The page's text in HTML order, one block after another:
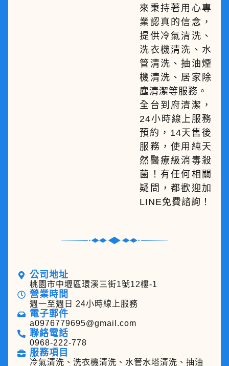
來秉持著用心專
業認真的信念，
提供冷氣清洗、
洗衣機清洗、水
管清洗、抽油煙
機清洗、居家除
塵清潔等服務。
全台到府清潔，
24小時線上服務
預約，14天售後
服務，使用純天
然醫療級消毒殺
菌！有任何相關
疑問，都歡迎加
LINE免費諮詢！
公司地址
桃園市中壢區環溪三街1號12樓-1
營業時間
週一至週日 24小時線上服務
電子郵件
a0976779695@gmail.com
聯絡電話
0968-222-778
服務項目
冷氣清洗、洗衣機清洗、水管水塔清洗、抽油